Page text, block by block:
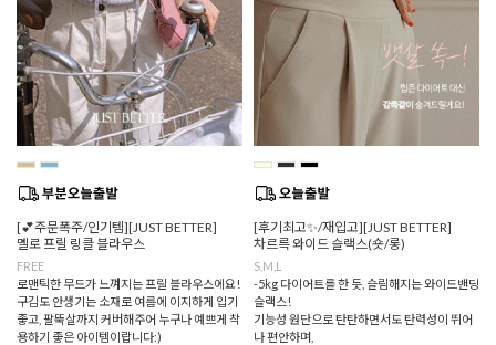
[💕주문폭주/인기템][JUST BETTER]
멜로 프릴 링클 블라우스
FREE
로맨틱한 무드가 느껴지는 프릴 블라우스에요!
구김도 안생기는 소재로 여름에 이지하게 입기
좋고, 팔뚝살까지 커버해주어 누구나 예쁘게 착
용하기 좋은 아이템이랍니다:)
[후기최고✨/재입고][JUST BETTER]
차르륵 와이드 슬랙스(숏/롱)
S,M,L
-5kg 다이어트를 한 듯, 슬림해지는 와이드밴딩
슬랙스!
기능성 원단으로 탄탄하면서도 탄력성이 뛰어
나 편안하며,